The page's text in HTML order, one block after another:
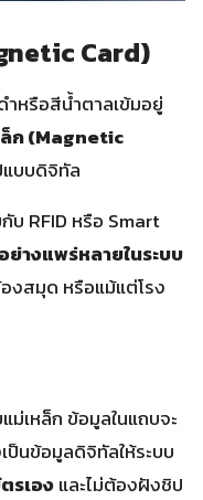
Card)
หรือสีน้ำตาลเข้มอยู่
ก (Magnetic
แบบดิจิทัล
กับ RFID หรือ Smart
ย่างแพร่หลายในระบบ
งสมุด หรือแม้แต่โรง
ม่เหล็ก ข้อมูลในแถบจะ
ป็นข้อมูลดิจิทัลให้ระบบ
รเองและไม่ต้องฝังชิป